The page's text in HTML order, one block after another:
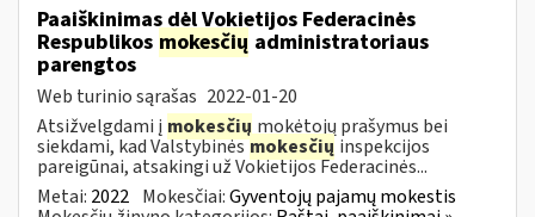
Paaiškinimas dėl Vokietijos Federacinės
Respublikos mokesčių administratoriaus
parengtos
Web turinio sąrašas 2022-01-20
Atsižvelgdami į mokesčių mokėtojų prašymus bei
siekdami, kad Valstybinėsmokesčių inspekcijos
pareigūnai, atsakingi už Vokietijos Federacinės...
Metai: 2022 Mokesčiai:Gyventojų pajamų mokestis